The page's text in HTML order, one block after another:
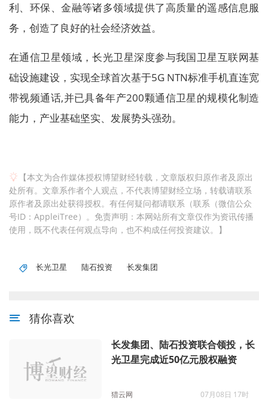
利、环保、金融等诸多领域提供了高质量的遥感信息服
务，创造了良好的社会经济效益。
在通信卫星领域，长光卫星深度参与我国卫星互联网基
础设施建设，实现全球首次基于5G NTN标准手机直连宽
带视频通话,并已具备年产200颗通信卫星的规模化制造
能力，产业基础坚实、发展势头强劲。
【本文为合作媒体授权博望财经转载，文章版权归原作者及原出
处所有。文章系作者个人观点，不代表博望财经立场，转载请联系
原作者及原出处获得授权。有任何疑问都请联系（联系（微信公众
号ID：AppleiTree）。免责声明：本网站所有文章仅作为资讯传播
使用，既不代表任何观点导向，也不构成任何投资建议。】
长光卫星 陆石投资 长发集团
猜你喜欢
长发集团、陆石投资联合领投，长
光卫星完成近50亿元股权融资
猎云网 07月08日 17时